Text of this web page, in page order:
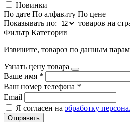
Новинки
По дате По алфавиту По цене
Показывать по:
товаров на
Фильтр Категории
Извините, товаров по данным
Узнать цену товара
Ваше имя *
Ваш номер телефона *
Email
Я согласен на обработку
Отправить